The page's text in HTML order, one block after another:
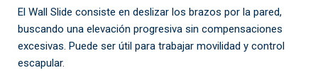
El Wall Slide consiste en deslizar los brazos por la pared,
buscando una elevación progresiva sin compensaciones
excesivas. Puede ser útil para trabajar movilidad y control
escapular.